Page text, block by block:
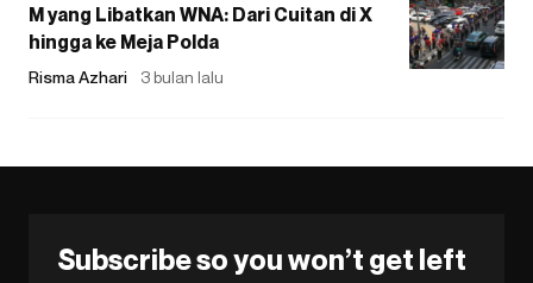
M yang Libatkan WNA: Dari Cuitan di X
hingga ke Meja Polda
Risma Azhari 3 bulan lalu
Subscribe so you won’t get left